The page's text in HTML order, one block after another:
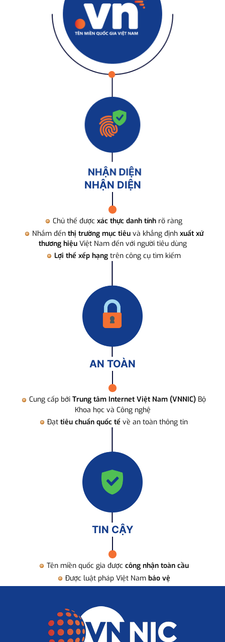
NHẬN DIỆN
Chủ thể được xác thực danh tính rõ ràng
Nhắm đến thị trường mục tiêuvà khẳng định xuất xứ
thương hiệuViệt Nam đến với người tiêu dùng
Lợi thế xếp hạng trên công cụ tìm kiếm
AN TOÀN
Cung cấp bởi Trung tâm Internet Việt Nam (VNNIC) Bộ
Khoa học và Công nghệ
Đạt tiêu chuẩn quốc tế về an toàn thông tin
TIN CẬY
Tên miền quốc gia được công nhận toàn cầu
Được luật pháp Việt Nam bảo vệ